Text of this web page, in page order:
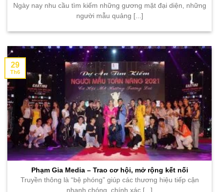
Ngày nay nhu cầu tìm kiếm những gương mặt đại diện, những
người mẫu quảng [...]
Phạm Gia Media – Trao cơ hội, mở rộng kết nối
Truyền thông là “bệ phóng” giúp các thương hiệu tiếp cận
nhanh chóng, chính xác [...]
29
Th6